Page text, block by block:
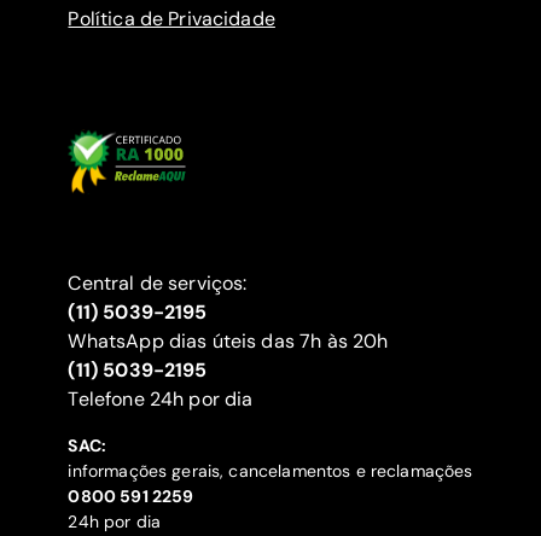
Política de Privacidade
Central de serviços:
(11) 5039-2195
WhatsApp dias úteis das 7h às 20h
(11) 5039-2195
‍Telefone 24h por dia
SAC:
informações gerais, cancelamentos e reclamações
‍0800 591 2259
24h por dia